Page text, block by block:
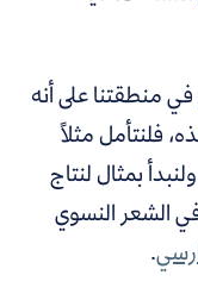
منطقتنا على أنه
فلنتأمل مثلاً
بمثال لنتاج
الشعر النسوي
.